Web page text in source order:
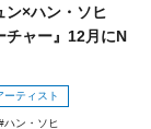
ン×ハン・ソヒ
チャー』12月にN
ーティスト
ハン・ソヒ